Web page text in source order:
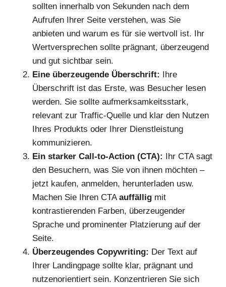
sollten innerhalb von Sekunden nach dem
Aufrufen Ihrer Seite verstehen, was Sie
anbieten und warum es für sie wertvoll ist. Ihr
Wertversprechen sollte prägnant, überzeugend
und gut sichtbar sein.
Eine überzeugende Überschrift: Ihre
Überschrift ist das Erste, was Besucher lesen
werden. Sie sollte aufmerksamkeitsstark,
relevant zur Traffic-Quelle und klar den Nutzen
Ihres Produkts oder Ihrer Dienstleistung
kommunizieren.
Ein starker Call-to-Action (CTA): Ihr CTA sagt
den Besuchern, was Sie von ihnen möchten –
jetzt kaufen, anmelden, herunterladen usw.
Machen Sie Ihren CTA auffällig mit
kontrastierenden Farben, überzeugender
Sprache und prominenter Platzierung auf der
Seite.
Überzeugendes Copywriting: Der Text auf
Ihrer Landingpage sollte klar, prägnant und
nutzenorientiert sein. Konzentrieren Sie sich